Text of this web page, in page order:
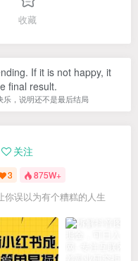
收藏
If it is not happy, it
final result.
乐，说明还不是最后结局
关注
3 875W+
你误以为有个糟糕的人生